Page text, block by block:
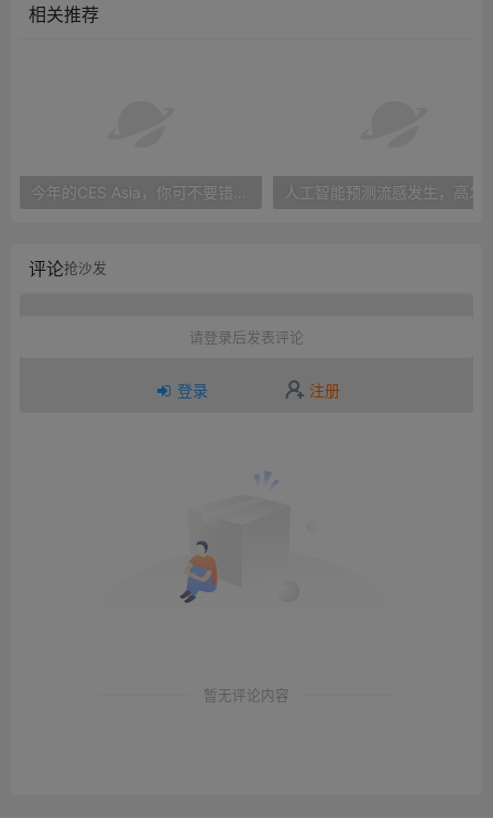
相关推荐
评论抢沙发
请登录后发表评论
登录 注册
暂无评论内容